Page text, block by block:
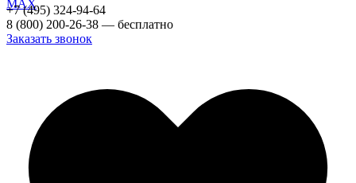
+7 (495) 324-94-64
8 (800) 200-26-38 — бесплатно
Заказать звонок